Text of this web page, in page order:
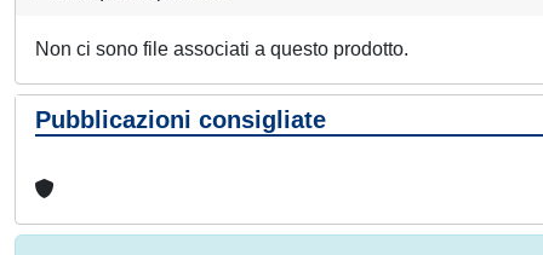
Non ci sono file associati a questo prodotto.
Pubblicazioni consigliate